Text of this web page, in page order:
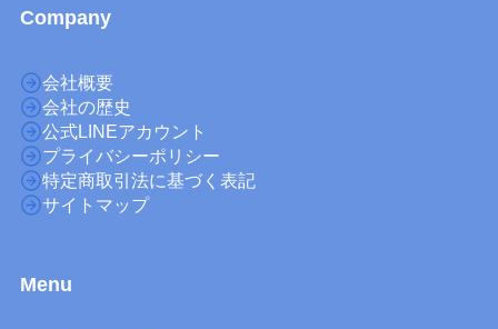
Company
会社概要
会社の歴史
公式LINEアカウント
プライバシーポリシー
特定商取引法に基づく表記
サイトマップ
Menu